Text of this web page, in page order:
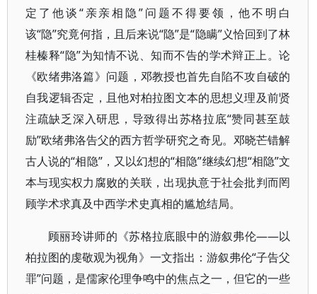
定了他谈“亲亲相隐”问题不得要领，他不明白
该“隐”究竟何指，且后来说“隐”是“隐瞒”义恰回到了林
桂榛释“隐”为知情不说、知而不告的学术辩正上。论
《欧绪弗洛篇》问题，邓教授也首先自陷不攻自破的
自我逻辑否定，且他对柏拉图文本的思想义理及前贤
注疏缺乏深入研思，导致得出苏格拉底“赞同甚至鼓
励”欧绪弗洛告父的西方哲学研究之奇见。邓晓芒错解
古人说的“相隐”，又以幻想的“相隐”继续幻想“相隐”文
本与现实权力腐败的关联，出现执意于社会批判而罔
顾学术求真及中西学术史真相的尴尬结局。
顾丽玲讲师的《苏格拉底眼中的游叙弗伦——以
柏拉图的虔敬观为视角》一文指出：游叙弗伦“子告父
罪”问题，是儒家伦理争鸣中的焦点之一，但它的一些